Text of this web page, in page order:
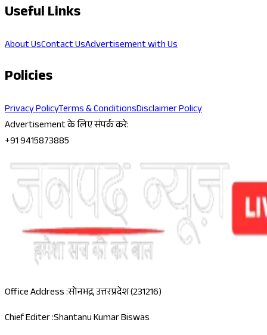
Useful Links
About UsContact UsAdvertisement with Us
Policies
Privacy PolicyTerms & ConditionsDisclaimer Policy
Advertisement के लिए संपर्क करे:
+91 9415873885
Office Address :सोनभद्र, उत्तरप्रदेश (231216)
Chief Editer :Shantanu Kumar Biswas